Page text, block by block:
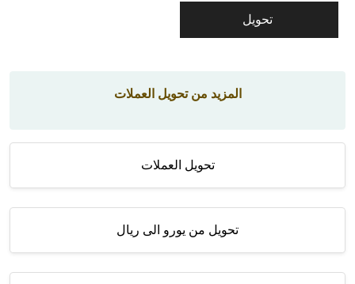
المزيد من تحويل العملات
تحويل العملات
تحويل من يورو الى ريال